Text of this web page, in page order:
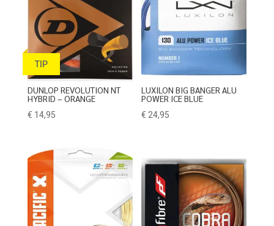
TIP
DUNLOP REVOLUTION NT
HYBRID – ORANGE
€ 14,95
LUXILON BIG BANGER ALU
POWER ICE BLUE
€ 24,95